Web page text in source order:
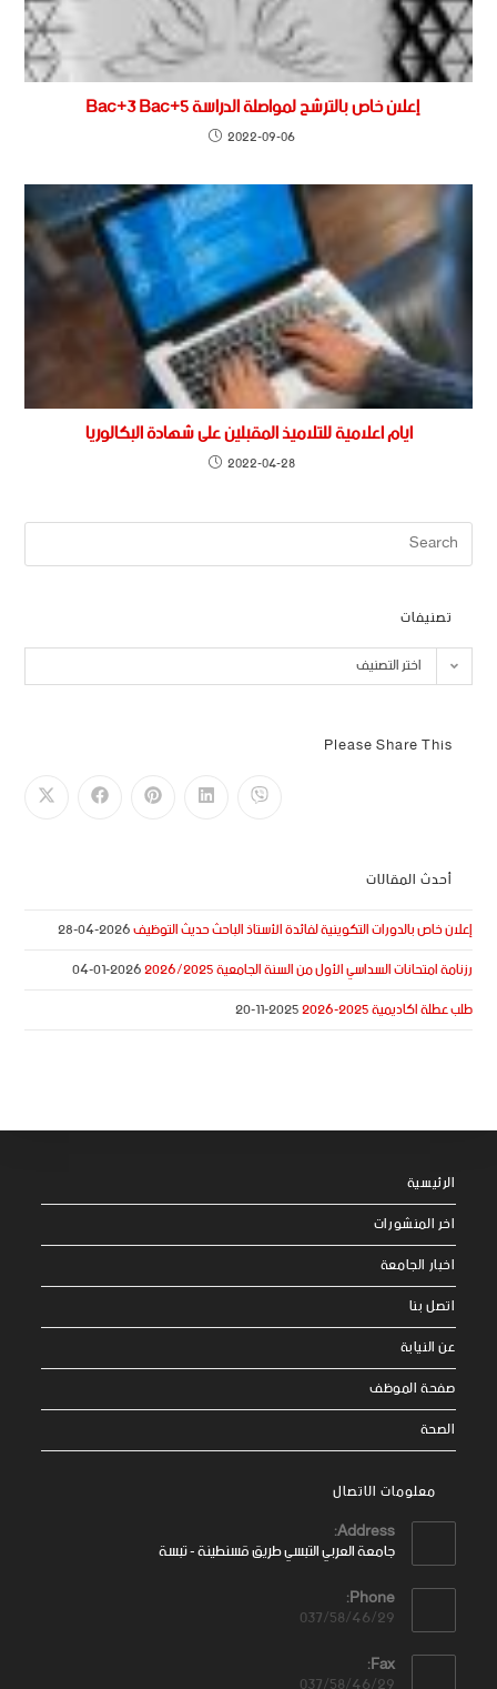
إعلان خاص بالترشح لمواصلة الدراسة Bac+3 Bac+5
2022-09-06
ايام اعلامية للتلاميذ المقبلين على شهادة البكالوريا
2022-04-28
تصنيفات
اختر التصنيف
Please Share This
أحدث المقالات
إعلان خاص بالدورات التكوينية لفائدة الأستاذ الباحث حديث التوظيف2026-04-28
رزنامة امتحانات السداسي الأول من السنة الجامعية 2026/2025
2026-01-04
طلب عطلة اكاديمية 2025-2026
2025-11-20
الرئيسية
اخر المنشورات
اخبار الجامعة
اتصل بنا
عن النيابة
صفحة الموظف
الصحة
معلومات الاتصال
Address:
جامعة العربي التبسي طريق قسنطينة - تبسة
Phone:
037/58/46/29
Fax: